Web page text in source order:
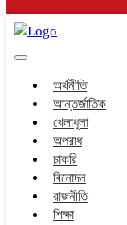
Toggle
অর্থনীতি
আন্তর্জাতিক
খেলাধুলা
অপরাধ
চাকরি
বিনোদন
রাজনীতি
শিক্ষা